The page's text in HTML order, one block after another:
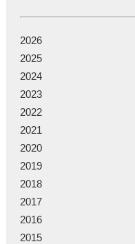
2026
2025
2024
2023
2022
2021
2020
2019
2018
2017
2016
2015